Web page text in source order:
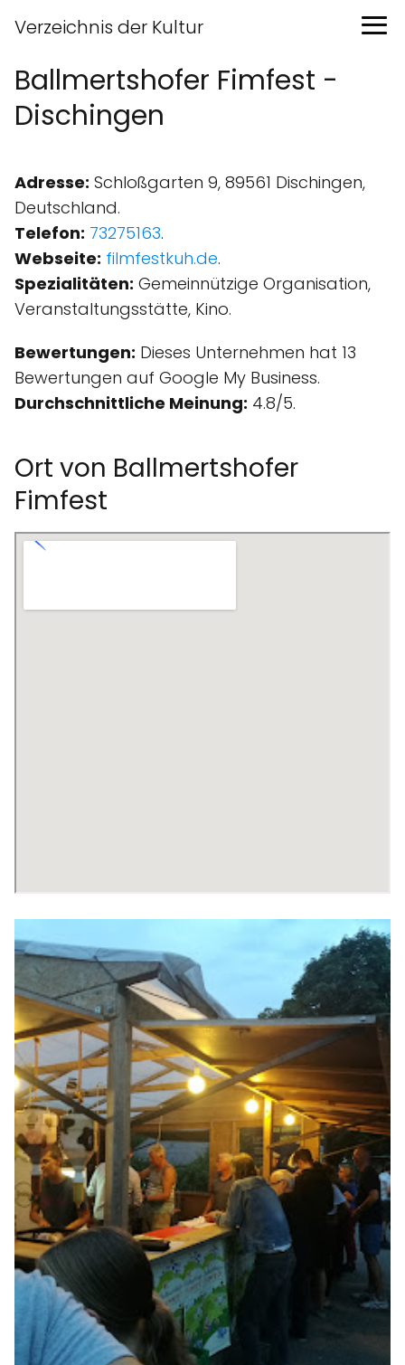
Verzeichnis der Kultur
Ballmertshofer Fimfest -
Dischingen
Adresse: Schloßgarten 9, 89561 Dischingen,
Deutschland.
Telefon: 73275163.
Webseite: filmfestkuh.de.
Spezialitäten: Gemeinnützige Organisation,
Veranstaltungsstätte, Kino.
Bewertungen: Dieses Unternehmen hat 13
Bewertungen auf Google My Business.
Durchschnittliche Meinung: 4.8/5.
Ort von Ballmertshofer
Fimfest